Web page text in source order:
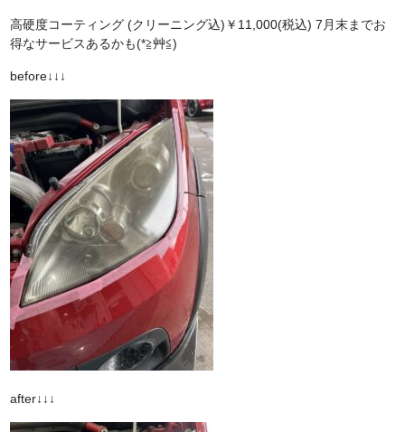
高硬度コーティング (クリーニング込)￥11,000(税込) 7月末までお
得なサービスあるかも(*≧艸≦)
before↓↓↓
after↓↓↓